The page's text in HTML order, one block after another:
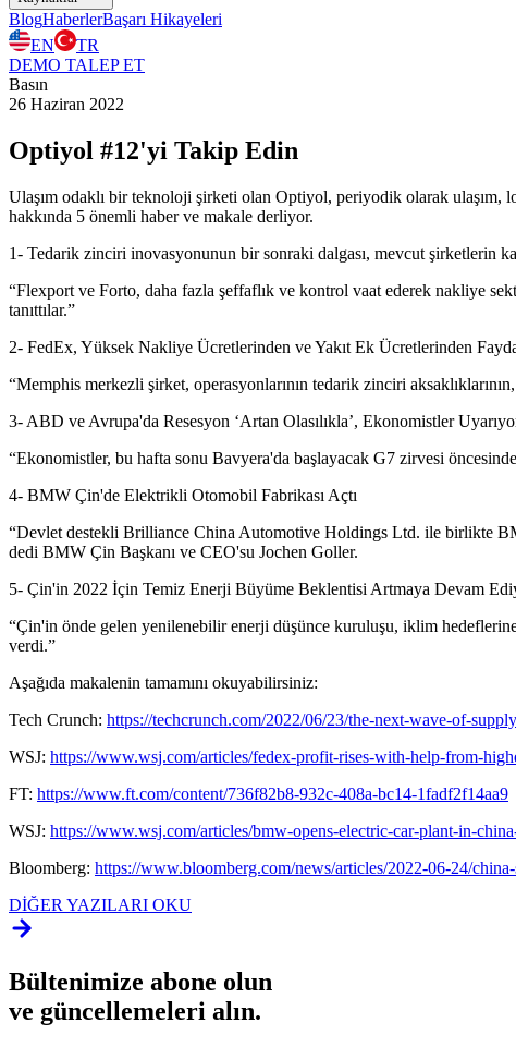
BlogHaberlerBaşarı Hikayeleri
EN
TR
DEMO TALEP ET
Basın
26 Haziran 2022
Optiyol #12'yi Takip Edin
Ulaşım odaklı bir teknoloji şirketi olan Optiyol, periyodik olarak
hakkında 5 önemli haber ve makale derliyor.
1- Tedarik zinciri inovasyonunun bir sonraki dalgası, mevcut şirketlerin
“Flexport ve Forto, daha fazla şeffaflık ve kontrol vaat ederek nakliye
tanıttılar.”
2- FedEx, Yüksek Nakliye Ücretlerinden ve Yakıt Ek Ücretlerinden
“Memphis merkezli şirket, operasyonlarının tedarik zinciri
3- ABD ve Avrupa'da Resesyon ‘Artan Olasılıkla’, Ekonomistler
“Ekonomistler, bu hafta sonu Bavyera'da başlayacak G7 zirvesi
4- BMW Çin'de Elektrikli Otomobil Fabrikası Açtı
“Devlet destekli Brilliance China Automotive Holdings Ltd. ile birlikte
dedi BMW Çin Başkanı ve CEO'su Jochen Goller.
5- Çin'in 2022 İçin Temiz Enerji Büyüme Beklentisi Artmaya Devam
“Çin'in önde gelen yenilenebilir enerji düşünce kuruluşu, iklim
verdi.”
Aşağıda makalenin tamamını okuyabilirsiniz:
Tech Crunch: https://techcrunch.com/2022/06/23/the-next-wave-of-
WSJ: https://www.wsj.com/articles/fedex-profit-rises-with-help-from-
FT: https://www.ft.com/content/736f82b8-932c-408a-bc14-1fadf2f14aa9
WSJ: https://www.wsj.com/articles/bmw-opens-electric-car-plant-in-
Bloomberg: https://www.bloomberg.com/news/articles/2022-06-24/
DİĞER YAZILARI OKU
Bültenimize abone olun
ve güncellemeleri alın.